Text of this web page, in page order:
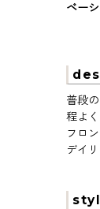
ベー
普段
程よ
フロ
デイ